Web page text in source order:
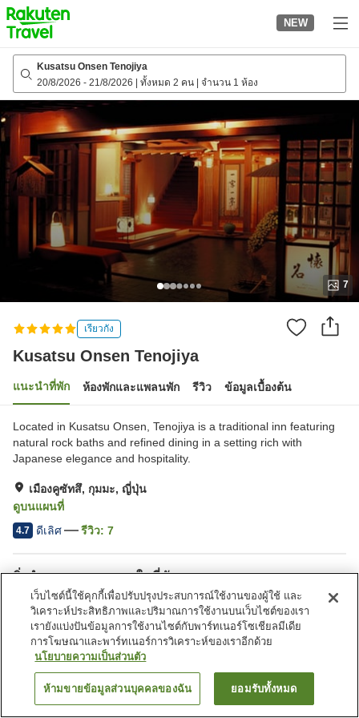
to
top
page
NEW
Kusatsu Onsen Tenojiya
20/8/2026 - 21/8/2026 ทั้งหมด 2 คน จำนวน 1 ห้อง
7
เรียวกัง
Kusatsu Onsen Tenojiya
แนะนำที่พัก ห้องพักและแพลนพัก รีวิว ข้อมูลเบื้องต้น
Located in Kusatsu Onsen, Tenojiya is a traditional inn featuring
natural rock baths and refined dining in a setting rich with
Japanese elegance and hospitality.
เมืองคูซัทสึ, กุมมะ, ญี่ปุ่น
ดูบนแผนที่
4.7 ดีเลิศ รีวิว: 7
สิ่งอำนวยความสะดวกในที่พัก
ที่จอดรถ
สปา/บิวตี้ซาลอน
ห้องอาบน้ำเปิดโล่ง (มีบ่อน้ำพุ
ร้อน)
ห้องอาบน้ำใหญ่
หน้าแรก ญี่ปุ่น กุมมะ เมืองคูซัทสึ Kusatsu Onsen Tenojiya
ค้นหาห้องพัก
เว็บไซต์นี้ใช้คุกกี้เพื่อปรับปรุงประสบการณ์ใช้งานของผู้ใช้ และ
วิเคราะห์ประสิทธิภาพและปริมาณการใช้งานบนเว็บไซต์ของเรา
เรายังแบ่งปันข้อมูลการใช้งานไซต์กับพาร์ทเนอร์โซเชียลมีเดีย
การโฆษณาและพาร์ทเนอร์การวิเคราะห์ของเราอีกด้วย
นโยบายความเป็นส่วนตัว
ห้ามขายข้อมูลส่วนบุคคลของฉัน ยอมรับทั้งหมด